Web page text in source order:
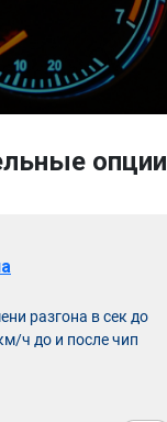
опции
разгона в сек до
ч до и после чип